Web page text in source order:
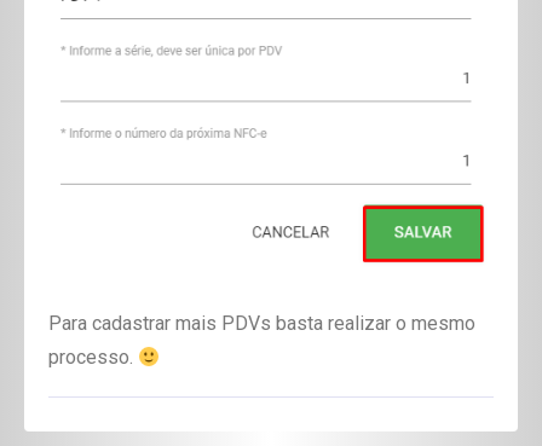
Para cadastrar mais PDVs basta realizar o mesmo
processo.